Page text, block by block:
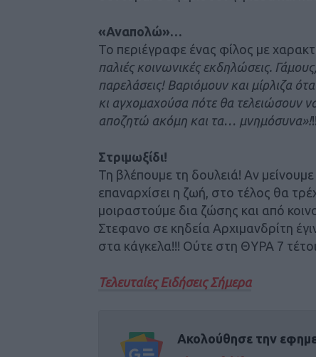
«Αναπολώ»…
Το περιέγραφε ένας φίλος με
παλιές κοινωνικές εκδηλώσεις.
παρελάσεις! Βαριόμουν και μίρλιζα
κι αγχομαχούσα πότε θα
αποζητώ ακόμη και τα… μνημόσυνα»!!!
Στριμωξίδι!
Τη βλέπουμε τη δουλειά! Αν
επαναρχίσει η ζωή, στο τέλος θα
μοιραστούμε δια ζώσης και από
Στεφανο σε κηδεία Αρχιμανδρίτη
στα κάγκελα!!! Oύτε στη ΘΥΡΑ 7
Τελευταίες Ειδήσεις Σήμερα
Ακολούθησε την